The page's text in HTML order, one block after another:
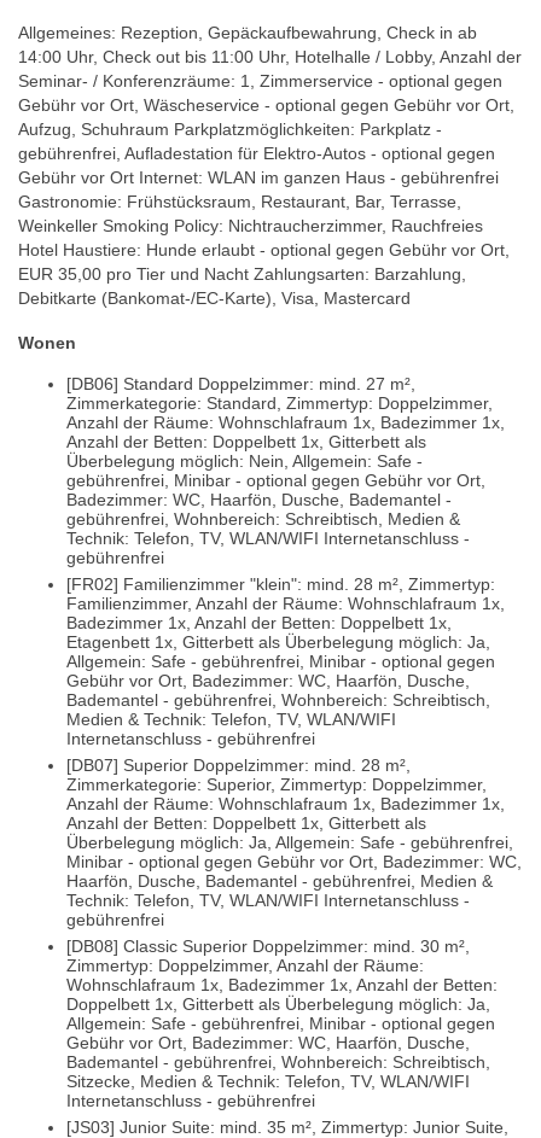
Allgemeines: Rezeption, Gepäckaufbewahrung, Check in ab
14:00 Uhr, Check out bis 11:00 Uhr, Hotelhalle / Lobby, Anzahl der
Seminar- / Konferenzräume: 1, Zimmerservice - optional gegen
Gebühr vor Ort, Wäscheservice - optional gegen Gebühr vor Ort,
Aufzug, Schuhraum Parkplatzmöglichkeiten: Parkplatz -
gebührenfrei, Aufladestation für Elektro-Autos - optional gegen
Gebühr vor Ort Internet: WLAN im ganzen Haus - gebührenfrei
Gastronomie: Frühstücksraum, Restaurant, Bar, Terrasse,
Weinkeller Smoking Policy: Nichtraucherzimmer, Rauchfreies
Hotel Haustiere: Hunde erlaubt - optional gegen Gebühr vor Ort,
EUR 35,00 pro Tier und Nacht Zahlungsarten: Barzahlung,
Debitkarte (Bankomat-/EC-Karte), Visa, Mastercard
Wonen
[DB06] Standard Doppelzimmer: mind. 27 m²,
Zimmerkategorie: Standard, Zimmertyp: Doppelzimmer,
Anzahl der Räume: Wohnschlafraum 1x, Badezimmer 1x,
Anzahl der Betten: Doppelbett 1x, Gitterbett als
Überbelegung möglich: Nein, Allgemein: Safe -
gebührenfrei, Minibar - optional gegen Gebühr vor Ort,
Badezimmer: WC, Haarfön, Dusche, Bademantel -
gebührenfrei, Wohnbereich: Schreibtisch, Medien &
Technik: Telefon, TV, WLAN/WIFI Internetanschluss -
gebührenfrei
[FR02] Familienzimmer "klein": mind. 28 m², Zimmertyp:
Familienzimmer, Anzahl der Räume: Wohnschlafraum 1x,
Badezimmer 1x, Anzahl der Betten: Doppelbett 1x,
Etagenbett 1x, Gitterbett als Überbelegung möglich: Ja,
Allgemein: Safe - gebührenfrei, Minibar - optional gegen
Gebühr vor Ort, Badezimmer: WC, Haarfön, Dusche,
Bademantel - gebührenfrei, Wohnbereich: Schreibtisch,
Medien & Technik: Telefon, TV, WLAN/WIFI
Internetanschluss - gebührenfrei
[DB07] Superior Doppelzimmer: mind. 28 m²,
Zimmerkategorie: Superior, Zimmertyp: Doppelzimmer,
Anzahl der Räume: Wohnschlafraum 1x, Badezimmer 1x,
Anzahl der Betten: Doppelbett 1x, Gitterbett als
Überbelegung möglich: Ja, Allgemein: Safe - gebührenfrei,
Minibar - optional gegen Gebühr vor Ort, Badezimmer: WC,
Haarfön, Dusche, Bademantel - gebührenfrei, Medien &
Technik: Telefon, TV, WLAN/WIFI Internetanschluss -
gebührenfrei
[DB08] Classic Superior Doppelzimmer: mind. 30 m²,
Zimmertyp: Doppelzimmer, Anzahl der Räume:
Wohnschlafraum 1x, Badezimmer 1x, Anzahl der Betten:
Doppelbett 1x, Gitterbett als Überbelegung möglich: Ja,
Allgemein: Safe - gebührenfrei, Minibar - optional gegen
Gebühr vor Ort, Badezimmer: WC, Haarfön, Dusche,
Bademantel - gebührenfrei, Wohnbereich: Schreibtisch,
Sitzecke, Medien & Technik: Telefon, TV, WLAN/WIFI
Internetanschluss - gebührenfrei
[JS03] Junior Suite: mind. 35 m², Zimmertyp: Junior Suite,